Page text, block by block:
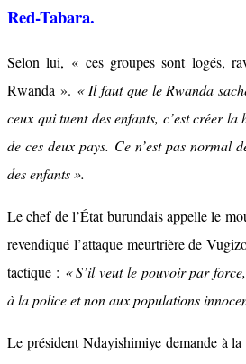
Red-Tabara.
Selon lui, « ces groupes sont logés,
Rwanda ». « Il faut que le Rwanda
ceux qui tuent des enfants, c’est créer
de ces deux pays. Ce n’est pas normal
des enfants ».
Le chef de l’État burundais appelle le
revendiqué l’attaque meurtrière de
tactique : « S’il veut le pouvoir par
à la police et non aux populations
Le président Ndayishimiye demande à